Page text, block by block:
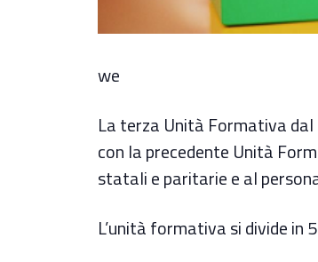
we
La terza Unità Formativa
con la precedente Unità
statali e paritarie e al
L’unità formativa si divide in